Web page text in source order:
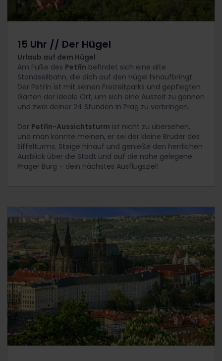
15 Uhr // Der Hügel
Urlaub auf dem Hügel
Am Fuße des Petřín befindet sich eine alte
Standseilbahn, die dich auf den Hügel hinaufbringt.
Der Petřín ist mit seinen Freizeitparks und gepflegten
Gärten der ideale Ort, um sich eine Auszeit zu gönnen
und zwei deiner 24 Stunden in Prag zu verbringen.
Der Petřín-Aussichtsturm ist nicht zu übersehen,
und man könnte meinen, er sei der kleine Bruder des
Eiffelturms. Steige hinauf und genieße den herrlichen
Ausblick über die Stadt und auf die nahe gelegene
Prager Burg – dein nächstes Ausflugsziel!